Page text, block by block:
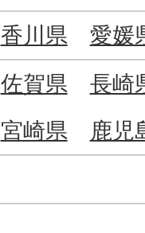
香川県 愛媛
佐賀県
長崎
宮崎県
鹿児